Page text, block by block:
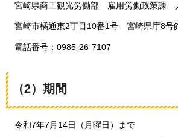
宮崎県商工観光労働部 雇用労働政策課
宮崎市橘通東2丁目10番1号 宮崎県庁8号
電話番号： 0985-26-7107
（2）期間
令和7年7月14日（月曜日）まで